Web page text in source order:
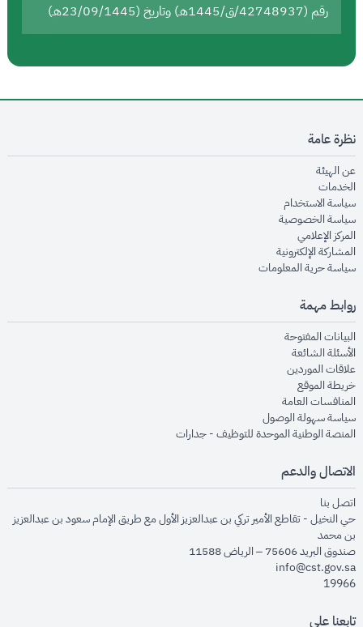
رقم (42748937/ق/1445هـ) وتاريخ (23/09/1445هـ)
نظرة عامة
عن الهيئةopens in new window
الخدماتopens in new window
سياسة الاستخدام
سياسة الخصوصيةopens in new window
المركز الإعلاميopens in new window
المشاركة الإلكترونيةopens in new window
سياسة حرية المعلوماتopens in new window
روابط مهمة
البيانات المفتوحةopens in new window
الأسئلة الشائعةopens in new window
علاقات الموردينopens in new window
خريطة الموقعopens in new window
المنافسات العامةopens in new window
سياسة سهولة الوصولopens in new window
المنصة الوطنية الموحدة للتوظيف - جداراتopens in new window
الاتصال والدعم
اتصل بنا
حي النخيل - تقاطع الأمير تركي بن عبدالعزيز الأول مع طريق الإمام سعود بن عبدالعزيز
بن محمد
صندوق البريد 75606 – الرياض 11588
info@cst.gov.sa
19966
تابعنا على